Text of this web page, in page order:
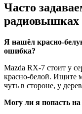
Часто
радиовышках
Я нашёл красно-
ошибка?
Mazda RX-7 стоит у
красно-белой. Ищите
чуть в стороне, у
Могу ли я попасть